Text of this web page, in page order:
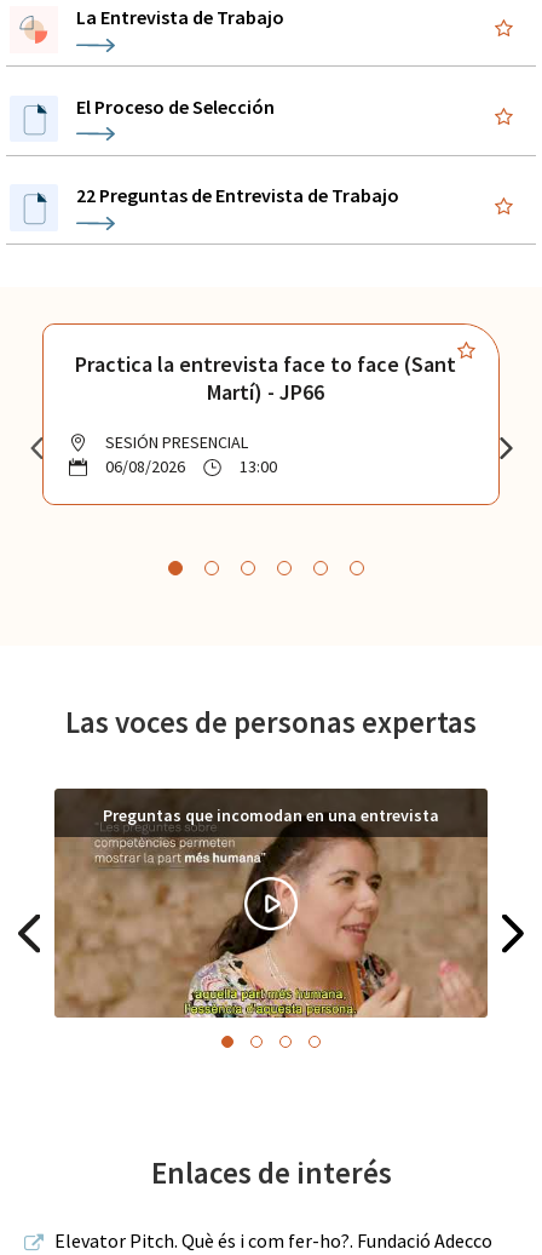
La Entrevista de Trabajo
El Proceso de Selección
22 Preguntas de Entrevista de Trabajo
Practica la entrevista face to face (Sant
Martí) - JP66
SESIÓN PRESENCIAL
06/08/2026
13:00
Las voces de personas expertas
Preguntas que incomodan en una entrevista
Enlaces de interés
Elevator Pitch. Què és i com fer-ho?. Fundació Adecco